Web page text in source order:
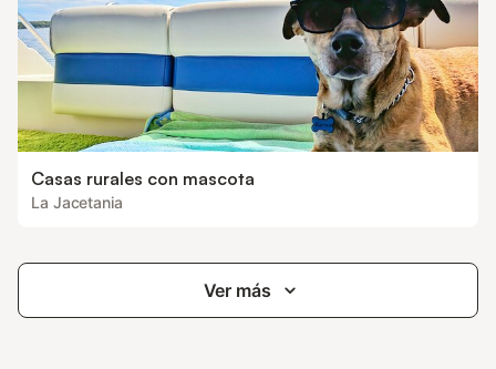
Casas rurales con mascota
La Jacetania
Ver más